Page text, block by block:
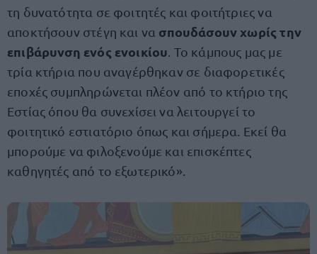
τη δυνατότητα σε φοιτητές και φοιτήτριες να
αποκτήσουν στέγη και να σπουδάσουν χωρίς την
επιβάρυνση ενός ενοικίου . Το κάμπους μας με
τρία κτήρια που αναγέρθηκαν σε διαφορετικές
εποχές συμπληρώνεται πλέον από το κτήριο της
Εστίας όπου θα συνεχίσει να λειτουργεί το
φοιτητικό εστιατόριο όπως και σήμερα. Εκεί θα
μπορούμε να φιλοξενούμε και επισκέπτες
καθηγητές από το εξωτερικό».